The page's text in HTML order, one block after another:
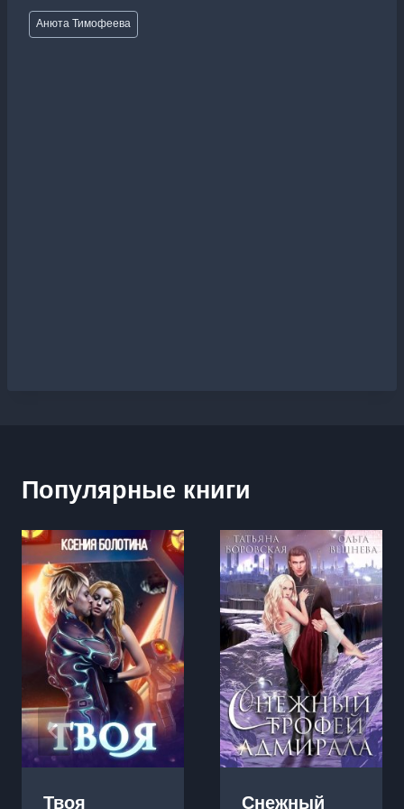
Метки
записи:
Анюта Тимофеева
Популярные книги
Твоя Снежный